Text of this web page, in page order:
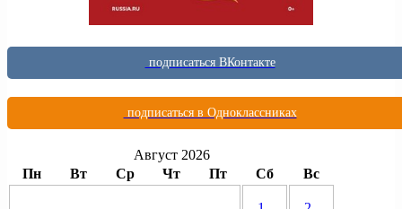
подписаться ВКонтакте
подписаться в Одноклассниках
Август 2026
Пн
Вт Ср Чт Пт Сб Вс